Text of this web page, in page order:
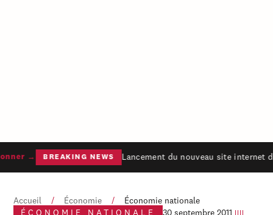
→ BREAKING NEWS Lancement du nouveau site internet du
Accueil / Économie /
Économie nationale